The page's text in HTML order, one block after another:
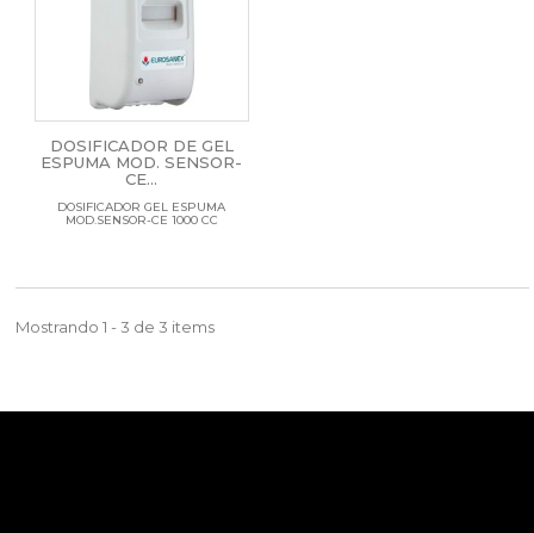
DOSIFICADOR DE GEL
ESPUMA MOD. SENSOR-
CE...
DOSIFICADOR GEL ESPUMA
MOD.SENSOR-CE 1000 CC
Mostrando 1 - 3 de 3 items